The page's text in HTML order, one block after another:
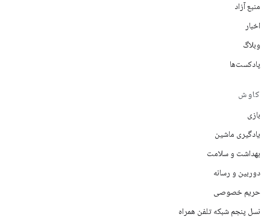
منبع آزاد
اخبار
وبلاگ
پادکست‌ها
کاوش
بازی
یادگیری ماشین
بهداشت و سلامت
دوربین و رسانه
حریم خصوصی
نسل پنجم شبکه تلفن همراه